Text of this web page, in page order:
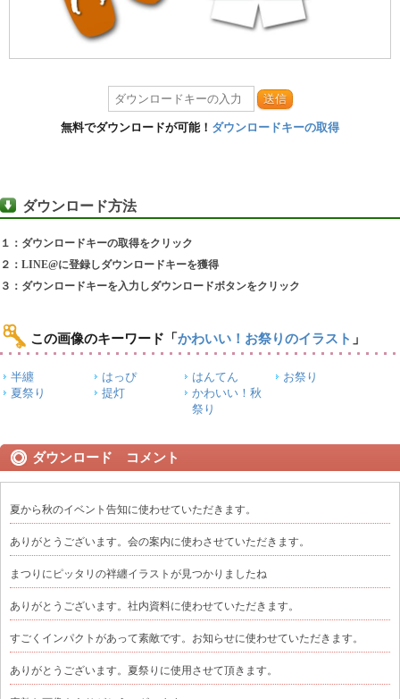
送信
無料でダウンロードが可能！ ダウンロードキーの取得
ダウンロード方法
１：ダウンロードキーの取得をクリック
２：LINE@に登録しダウンロードキーを獲得
３：ダウンロードキーを入力しダウンロードボタンをクリック
この画像のキーワード 「 かわいい！お祭りのイラスト 」
半纏 はっぴ はんてん
お祭り
夏祭り
提灯
かわいい！秋
祭り
ダウンロード コメント
夏から秋のイベント告知に使わせていただきます。
ありがとうございます。会の案内に使わさせていただきます。
まつりにピッタリの袢纏イラストが見つかりましたね
ありがとうございます。社内資料に使わせていただきます。
すごくインパクトがあって素敵です。お知らせに使わせていただきます。
ありがとうございます。夏祭りに使用させて頂きます。